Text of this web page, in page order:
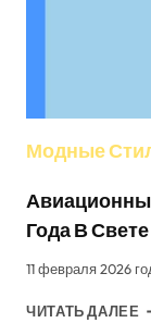
Модные
Года В
11 февраля 2026
ЧИТАТЬ ДАЛЕЕ